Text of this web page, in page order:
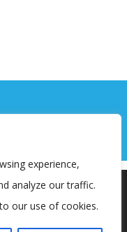
experience,
analyze our traffic.
our use of cookies.
najbolje iskustvo na
ili opcije za